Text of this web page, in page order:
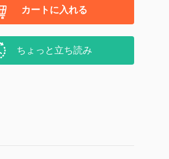
カートに入れる
ちょっと立ち読み